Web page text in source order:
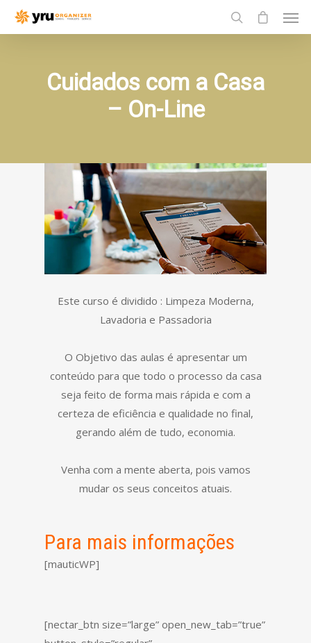
Cuidados com a Casa
– On-Line
Este curso é dividido : Limpeza Moderna,
Lavadoria e Passadoria
O Objetivo das aulas é apresentar um
conteúdo para que todo o processo da casa
seja feito de forma mais rápida e com a
certeza de eficiência e qualidade no final,
gerando além de tudo, economia.
Venha com a mente aberta, pois vamos
mudar os seus conceitos atuais.
Para mais informações
[mauticWP]
[nectar_btn size=”large” open_new_tab=”true”